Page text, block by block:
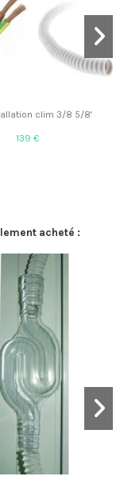
clim 3/8 5/8'
139 €
acheté :